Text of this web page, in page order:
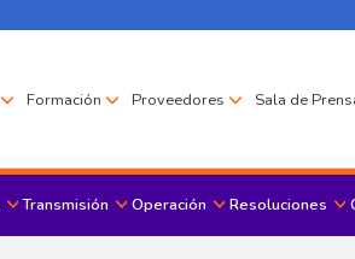
Formación Proveedores Sala de
Transmisión Operación Resoluciones